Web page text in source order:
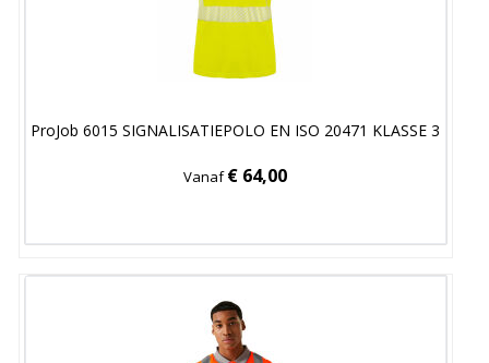
ProJob 6015 SIGNALISATIEPOLO EN ISO 20471 KLASSE 3
Vanaf€ 64,00